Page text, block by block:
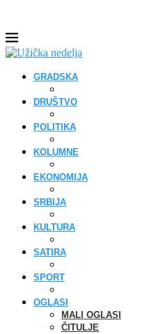
GRADSKA
DRUŠTVO
POLITIKA
KOLUMNE
EKONOMIJA
SRBIJA
KULTURA
SATIRA
SPORT
OGLASI
MALI OGLASI
ČITULJE